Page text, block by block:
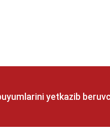
yetkazib